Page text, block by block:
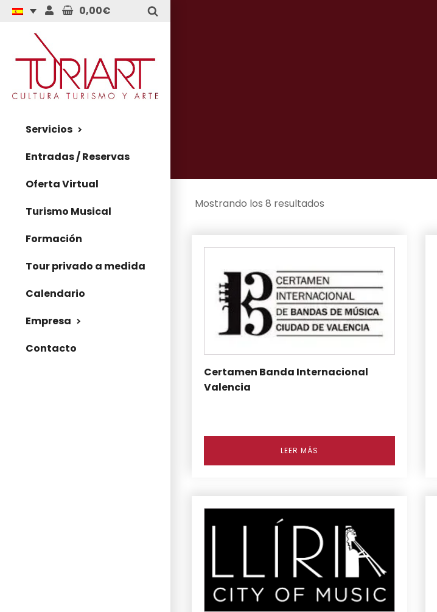
0,00€
Servicios
Entradas / Reservas
Oferta Virtual
Turismo Musical
Formación
Tour privado a medida
Calendario
Empresa
Contacto
Mostrando los 8 resultados
Certamen Banda Internacional
Valencia
LEER MÁS